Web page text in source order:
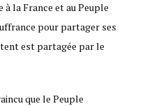
à la France et au Peuple
pour partager ses
est partagée par le
que le Peuple